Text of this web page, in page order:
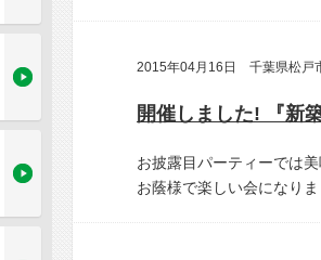
2015年04月16日 千葉県松
お披露目パーティーでは
お蔭様で楽しい会になり